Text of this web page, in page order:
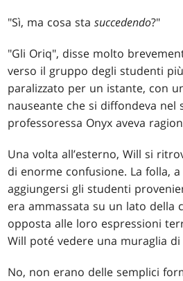
"Sì, ma cosa stasuccedendo?"
"Gli Oriq", disse molto
verso il gruppo degli studenti
paralizzato per un istante, con
nauseante che si diffondeva nel
professoressa Onyx aveva
Una volta all’esterno, Will si
di enorme confusione. La folla,
aggiungersi gli studenti
era ammassata su un lato della
opposta alle loro espressioni
Will poté vedere una muraglia
No, non erano delle semplici